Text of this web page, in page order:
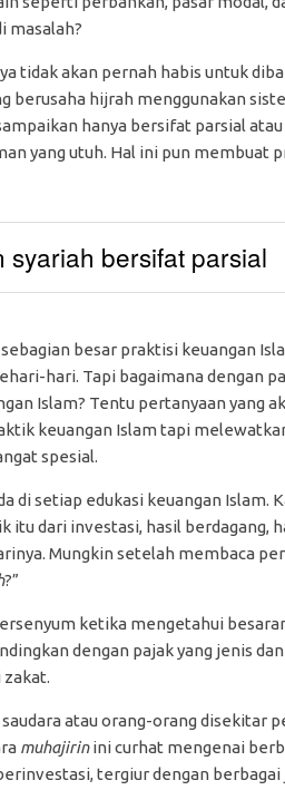
masalah?
tidak akan pernah habis untuk
berusaha hijrah menggunakan
hanya bersifat parsial
yang utuh. Hal ini pun membuat
bersifat parsial
besar praktisi keuangan
hari. Tapi bagaimana dengan
Islam? Tentu pertanyaan yang
keuangan Islam tapi
spesial.
di setiap edukasi keuangan Islam.
itu dari investasi, hasil berdagang,
Mungkin setelah membaca
?”
ketika mengetahui
dengan pajak yang jenis
atau orang-orang disekitar
muhajirinini curhat mengenai
tergiur dengan